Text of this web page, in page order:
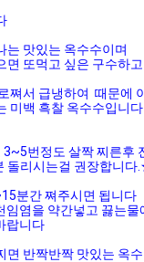
는 맛있는 옥수수이며
면 또먹고 싶은 구수하고
쪄서 급냉하여  때문에
미백 흑찰 옥수수입니
번정도 살짝 찌른후
돌리시는걸 권장합니
분간 쪄주시면 됩니다
염을 약간넣고 끓는
랍니다
면 반짝반짝 맛있는 옥